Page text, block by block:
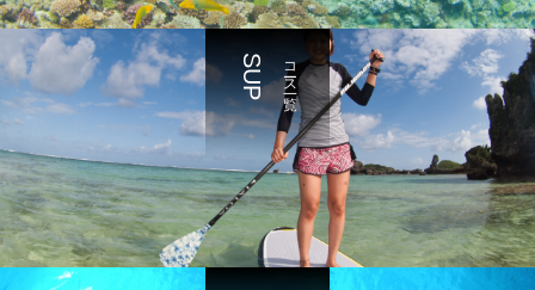
コース一覧
SUP